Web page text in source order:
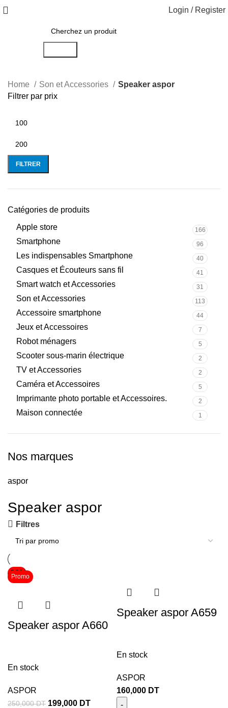
Login / Register
Home Son et Accessories
Speaker aspor
Filtrer par prix
FILTRER
Catégories de produits
Apple store
166
Smartphone 96
Les indispensables Smartphone 40
Casques et Écouteurs sans fil 41
Smart watch et Accessories 31
Son et Accessories 113
Accessoire smartphone 44
Jeux et Accessoires 7
Robot ménagers 5
Scooter sous-marin électrique 2
TV et Accessories 2
Caméra et Accessoires 5
Imprimante photo portable et Accessoires. 2
Maison connectée 1
Nos marques
aspor
Speaker aspor
Filtres
-20%
Promo
Speaker aspor A660
En stock
ASPOR
250,000DT 199,000 DT
Speaker aspor A659
En stock
ASPOR
160,000 DT